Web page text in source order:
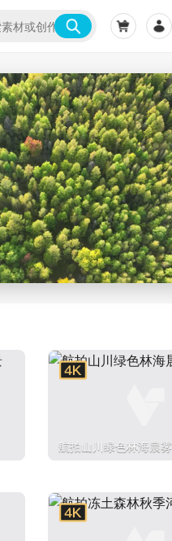
航拍山川绿色林海晨雾